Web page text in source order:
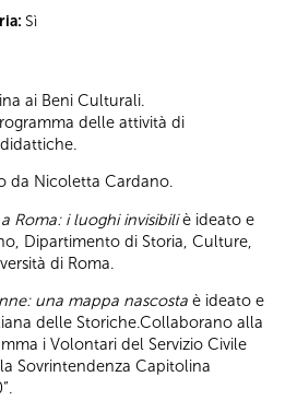
Sì
ai Beni Culturali.
delle attività di
da Nicoletta Cardano.
Roma: i luoghi invisibiliè ideato e
Dipartimento di Storia, Culture,
di Roma.
una mappa nascosta è ideato e
delle Storiche.Collaborano alla
i Volontari del Servizio Civile
Sovrintendenza Capitolina